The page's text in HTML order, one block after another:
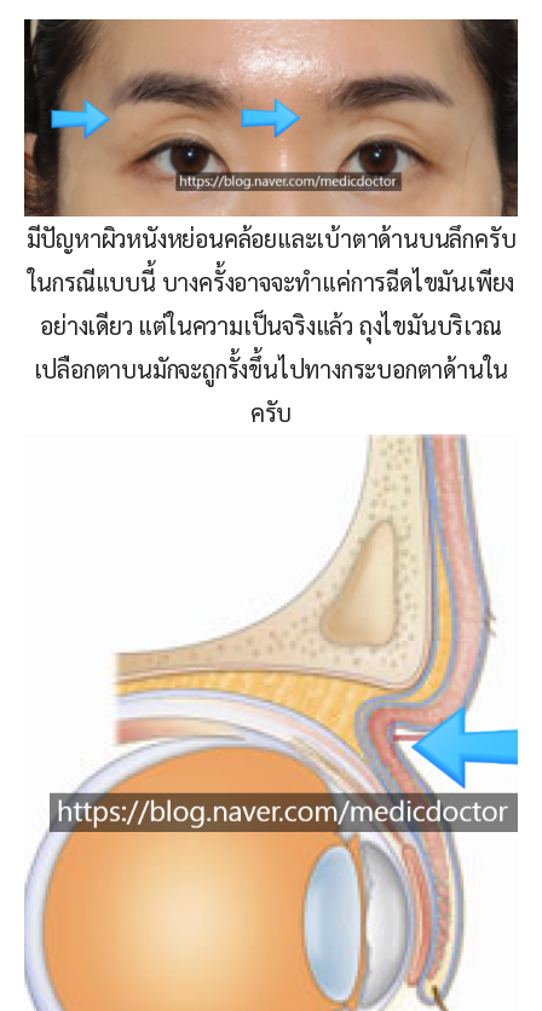
มีปัญหาผิวหนังหย่อนคล้อยและเบ้าตาด้านบนลึกครับ
ในกรณีแบบนี้ บางครั้งอาจจะทำแค่การฉีดไขมันเพียง
อย่างเดียว แต่ในความเป็นจริงแล้ว ถุงไขมันบริเวณ
เปลือกตาบนมักจะถูกรั้งขึ้นไปทางกระบอกตาด้านใน
ครับ